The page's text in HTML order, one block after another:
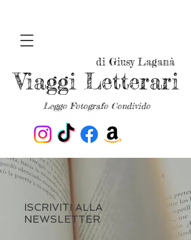
Leggo Fotografo Condivido
Viaggi Letterari
di Giusy Laganà
ISCRIVITI ALLA
NEWSLETTER